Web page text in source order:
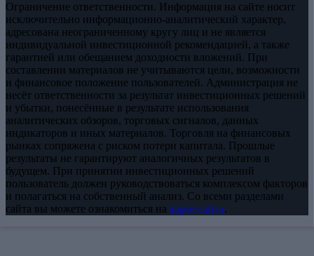
Ограничение ответственности. Информация на сайте носит
исключительно информационно-аналитический характер,
адресована неограниченному кругу лиц и не является
индивидуальной инвестиционной рекомендацией, а также
гарантией или обещанием доходности вложений. При
составлении материалов не учитываются цели, возможности
и финансовое положение пользователей. Администрация не
несёт ответственности за результат инвестиционных решений
и убытки, понесённые в результате использования
аналитических обзоров, торговых сигналов, данных
индикаторов и иных материалов. Торговля на финансовых
рынках сопряжена с риском потери капитала. Прошлые
результаты не гарантируют аналогичных результатов в
будущем. При принятии инвестиционных решений
пользователь должен руководствоваться комплексом факторов
и полагаться на собственный анализ. Со всеми разделами
сайта вы можете ознакомиться на карте сайта.